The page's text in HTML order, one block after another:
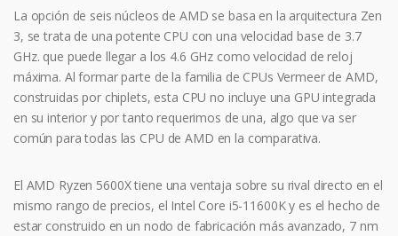
La opción de seis núcleos de AMD se basa en la arquitectura Zen
3, se trata de una potente CPU con una velocidad base de 3.7
GHz. que puede llegar a los 4.6 GHz como velocidad de reloj
máxima. Al formar parte de la familia de CPUs Vermeer de AMD,
construidas por chiplets, esta CPU no incluye una GPU integrada
en su interior y por tanto requerimos de una, algo que va ser
común para todas las CPU de AMD en la comparativa.
El AMD Ryzen 5600X tiene una ventaja sobre su rival directo en el
mismo rango de precios, el Intel Core i5-11600K y es el hecho de
estar construido en un nodo de fabricación más avanzado, 7 nm